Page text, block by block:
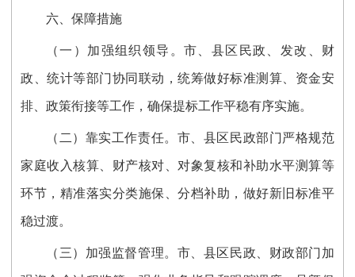
六、保障措施
（一）加强组织领导。 市、县区 民政、发改、财
政、统计等部门协同联动 ，统筹做好标准测算、资金安
排、政策衔接等工作，确保提标工作平稳有序实施。
（二）靠实工作责任。 市、县区 民政部门严格规范
家庭收入核算、财产核对、对象复核和补助水平测算等
环节，精准落实分类施保、分档补助，做好新旧标准平
稳过渡。
（三）加强监督管理。 市、县区民政、财政部门加